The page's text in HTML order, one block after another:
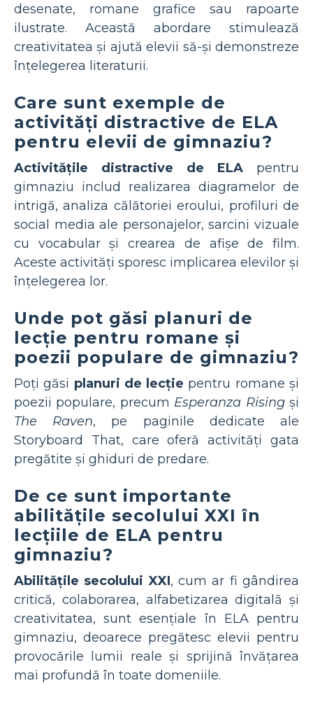
desenate, romane grafice sau rapoarte
ilustrate. Această abordare stimulează
creativitatea și ajută elevii să-și demonstreze
înțelegerea literaturii.
Care sunt exemple de
activități distractive de ELA
pentru elevii de gimnaziu?
Activitățile distractive de ELA pentru
gimnaziu includ realizarea diagramelor de
intrigă, analiza călătoriei eroului, profiluri de
social media ale personajelor, sarcini vizuale
cu vocabular și crearea de afișe de film.
Aceste activități sporesc implicarea elevilor și
înțelegerea lor.
Unde pot găsi planuri de
lecție pentru romane și
poezii populare de gimnaziu?
Poți găsi planuri de lecție pentru romane și
poezii populare, precum Esperanza Risingși
The Raven, pe paginile dedicate ale
Storyboard That, care oferă activități gata
pregătite și ghiduri de predare.
De ce sunt importante
abilitățile secolului XXI în
lecțiile de ELA pentru
gimnaziu?
Abilitățile secolului XXI, cum ar fi gândirea
critică, colaborarea, alfabetizarea digitală și
creativitatea, sunt esențiale în ELA pentru
gimnaziu, deoarece pregătesc elevii pentru
provocările lumii reale și sprijină învățarea
mai profundă în toate domeniile.